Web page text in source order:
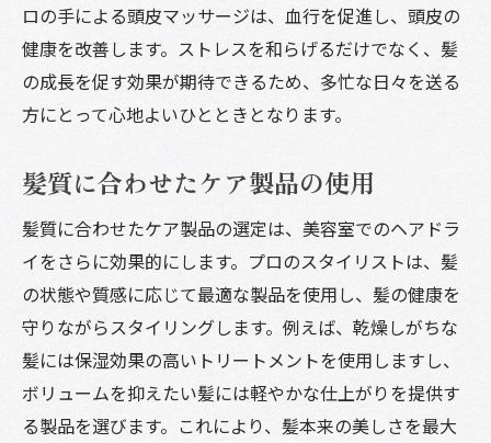
風で髪を整える新テクノロジー
プロの手によるバランス調整
特別な日のための仕上がり術
アを簡単に
時短を実現するドライアイテム
忙しくても続けられる家庭用アドバイス
朝のスタイリングをサポート
プロの技術による時短トリック
日々のケアを簡単にするおすすめ製品
ライフスタイルに合わせたケア提案
美容室でのプロヘアドライが髪質に与える驚き
ロの手による頭皮マッサージは、血行を促進し、頭皮の
健康を改善します。ストレスを和らげるだけでなく、髪
の成長を促す効果が期待できるため、多忙な日々を送る
方にとって心地よいひとときとなります。
髪質に合わせたケア製品の使用
髪質に合わせたケア製品の選定は、美容室でのヘアドラ
イをさらに効果的にします。プロのスタイリストは、髪
の状態や質感に応じて最適な製品を使用し、髪の健康を
守りながらスタイリングします。例えば、乾燥しがちな
髪には保湿効果の高いトリートメントを使用しますし、
ボリュームを抑えたい髪には軽やかな仕上がりを提供す
る製品を選びます。これにより、髪本来の美しさを最大